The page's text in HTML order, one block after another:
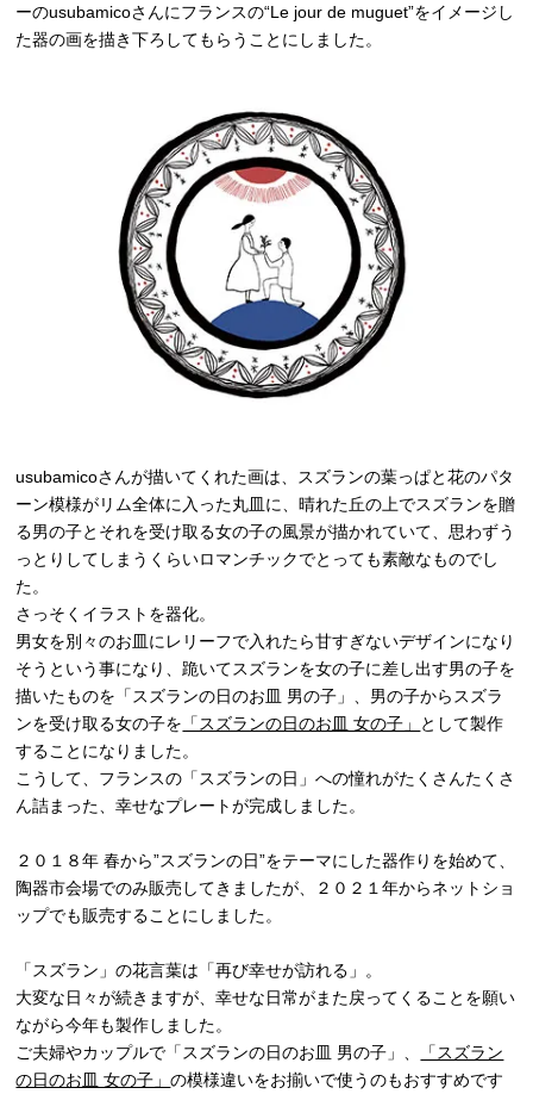
ーのusubamicoさんにフランスの“Le jour de muguet”をイメージし
た器の画を描き下ろしてもらうことにしました。
usubamicoさんが描いてくれた画は、スズランの葉っぱと花のパタ
ーン模様がリム全体に入った丸皿に、晴れた丘の上でスズランを贈
る男の子とそれを受け取る女の子の風景が描かれていて、思わずう
っとりしてしまうくらいロマンチックでとっても素敵なものでし
た。
さっそくイラストを器化。
男女を別々のお皿にレリーフで入れたら甘すぎないデザインになり
そうという事になり、跪いてスズランを女の子に差し出す男の子を
描いたものを「スズランの日のお皿 男の子」、男の子からスズラ
ンを受け取る女の子を 「スズランの日のお皿 女の子」 として製作
することになりました。
こうして、フランスの「スズランの日」への憧れがたくさんたくさ
ん詰まった、幸せなプレートが完成しました。
２０１８年 春から”スズランの日”をテーマにした器作りを始めて、
陶器市会場でのみ販売してきましたが、２０２１年からネットショ
ップでも販売することにしました。
「スズラン」の花言葉は「再び幸せが訪れる」。
大変な日々が続きますが、幸せな日常がまた戻ってくることを願い
ながら今年も製作しました。
ご夫婦やカップルで「スズランの日のお皿 男の子」、
「スズラン
の日のお皿 女の子」の模様違いをお揃いで使うのもおすすめです